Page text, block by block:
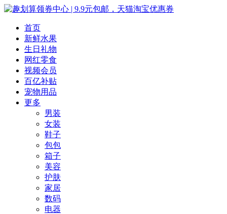
首页
新鲜水果
生日礼物
网红零食
视频会员
百亿补贴
宠物用品
更多
男装
女装
鞋子
包包
箱子
美容
护肤
家居
数码
电器